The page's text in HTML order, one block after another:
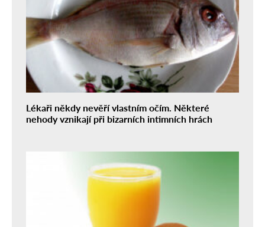
Lékaři někdy nevěří vlastním očím. Některé
nehody vznikají při bizarních intimních hrách